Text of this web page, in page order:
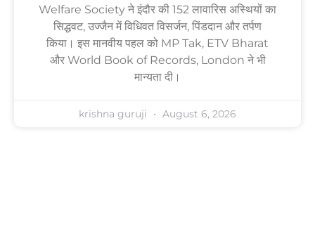
Welfare Society ने इंदौर की 152 लावारिस अस्थियों का
सिद्धवट, उज्जैन में विधिवत विसर्जन, पिंडदान और तर्पण
किया। इस मानवीय पहल को MP Tak, ETV Bharat
और World Book of Records, London ने भी
मान्यता दी।
krishna guruji August 6, 2026